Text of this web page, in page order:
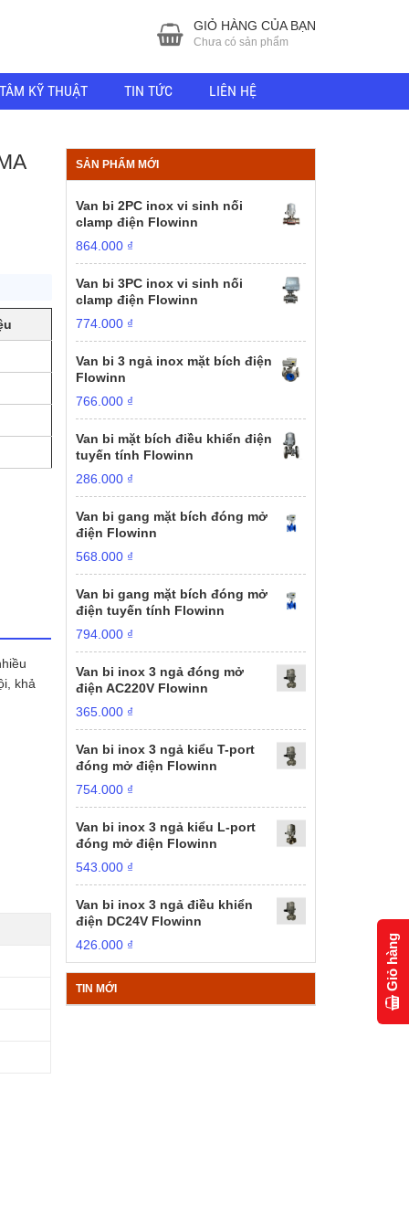
GIỎ HÀNG CỦA BẠN
Chưa có sản phẩm
KỸ THUẬT TIN TỨC LIÊN HỆ
khả
SẢN PHẨM MỚI
Van bi 2PC inox vi sinh nối
clamp điện Flowinn
864.000 ₫
Van bi 3PC inox vi sinh nối
clamp điện Flowinn
774.000 ₫
Van bi 3 ngả inox mặt bích điện
Flowinn
766.000 ₫
Van bi mặt bích điều khiển điện
tuyến tính Flowinn
286.000 ₫
Van bi gang mặt bích đóng mở
điện Flowinn
568.000 ₫
Van bi gang mặt bích đóng mở
điện tuyến tính Flowinn
794.000 ₫
Van bi inox 3 ngả đóng mở
điện AC220V Flowinn
365.000 ₫
Van bi inox 3 ngả kiểu T-port
đóng mở điện Flowinn
754.000 ₫
Van bi inox 3 ngả kiểu L-port
đóng mở điện Flowinn
543.000 ₫
Van bi inox 3 ngả điều khiển
điện DC24V Flowinn
426.000 ₫
TIN MỚI Giỏ hàng